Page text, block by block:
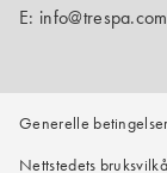
E: info@trespa.com
Generelle betingelser
Nettstedets